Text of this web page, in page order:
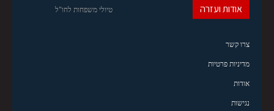
טיולי משפחות לחו"ל אודות ועזרה
צרו קשר
מדיניות פרטיות
אודות
נגישות